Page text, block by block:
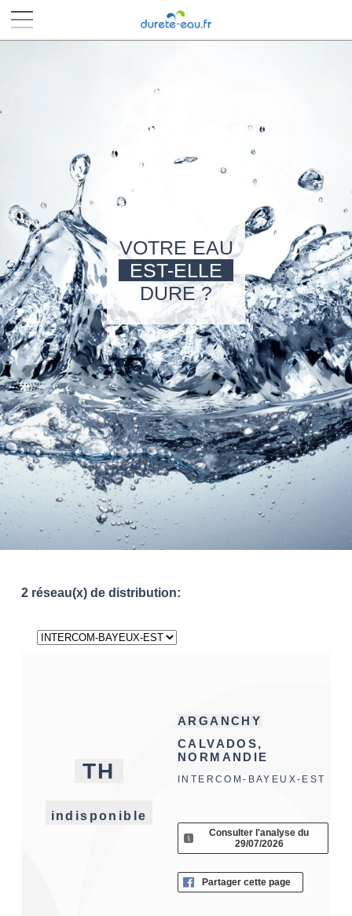
VOTRE EAU
EST-ELLE
DURE ?
2 réseau(x) de distribution:
TH
indisponible
ARGANCHY
CALVADOS,
NORMANDIE
INTERCOM-BAYEUX-EST
Consulter l'analyse du
29/07/2026
Partager cette page